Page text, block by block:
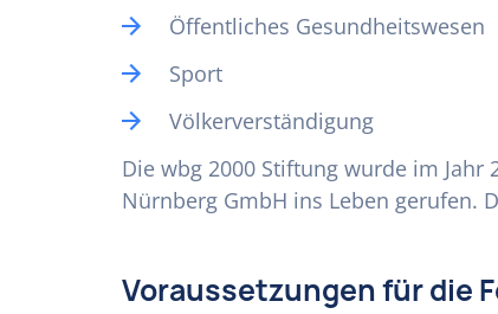
Öffentliches Gesundheitswesen
Sport
Völkerverständigung
Die wbg 2000 Stiftung wurde im
Nürnberg GmbH ins Leben gerufen.
Voraussetzungen für die